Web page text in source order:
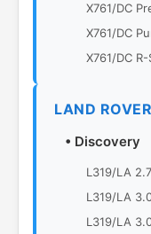
X761/DC
X761/DC
X761/DC
LAND ROVER
• Discovery
L319/LA
L319/LA
L319/LA